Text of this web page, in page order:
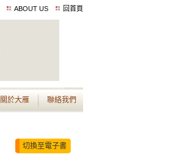
ABOUT US 回首頁
關於大雁 聯絡我們
切換至電子書